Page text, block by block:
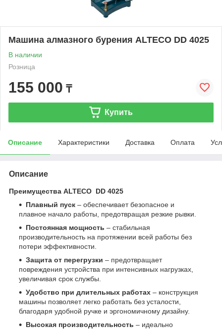
Машина алмазного бурения ALTECO DD 4025
В наличии
Розница
155 000 ₸
Купить
Описание Характеристики Доставка Оплата
Описание
Преимущества ALTECO DD 4025
Плавный пуск – обеспечивает безопасное и
плавное начало работы, предотвращая резкие рывки.
Постоянная мощность – стабильная
производительность на протяжении всей работы без
потери эффективности.
Защита от перегрузки – предотвращает
повреждения устройства при интенсивных нагрузках,
увеличивая срок службы.
Удобство при длительных работах – конструкция
машины позволяет легко работать без усталости,
благодаря удобной ручке и эргономичному дизайну.
Высокая производительность – идеально